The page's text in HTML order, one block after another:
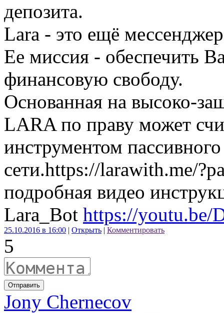
депозита.
Lara - это ещё
Ее миссия - обеспечить
финансовую свободу.
Основанная на высоко-
LARA по праву может
инструментом пассивного
сети.https://larawith.me/
подробная видео
Lara_Bot https://youtu.be/
25.10.2016 в 16:00 | Открыть | Комментировать
5
Отправить
Jony Chernecov